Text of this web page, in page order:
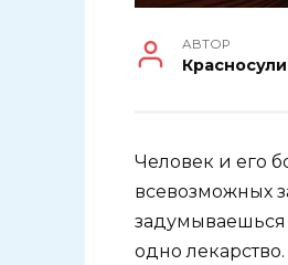
АВТОР
Человек и его
всевозможных
задумываешься
одно